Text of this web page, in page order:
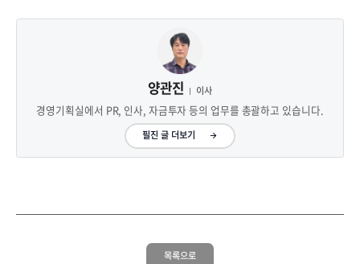
양관진 이사
경영기획실에서 PR, 인사, 자금투자 등의 업무를 총괄하고 있습니다.
필진 글 더보기
목록으로